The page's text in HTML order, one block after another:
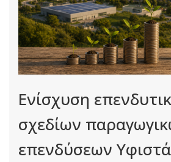
Ενίσχυση
σχεδίων
επενδύσεων